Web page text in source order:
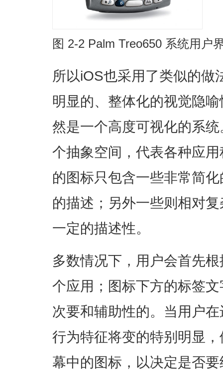
图 2-2 Palm Treo650 系统用户
所以iOS也采用了类似的做
明显的、整体化的视觉隐
然是一个高度可视化的系
个抽象空间，代表各种应
的图标只包含一些非常简
的描述；另外一些则相对
一定的描述性。
多数情况下，用户会首先
个应用；图标下方的标签
次要和辅助性的。当用户
行为特征将变的特别明显
幕中的图标，以决定是否